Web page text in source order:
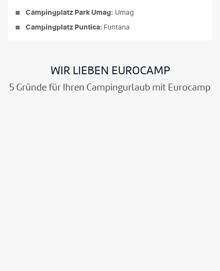
Campingplatz Park Umag: Umag
Campingplatz Puntica: Funtana
WIR LIEBEN EUROCAMP
5 Gründe für Ihren Campingurlaub mit Eurocamp